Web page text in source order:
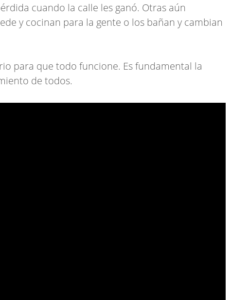
cuando la calle les ganó. Otras aún
y cocinan para la gente o los bañan y cambian
para que todo funcione. Es fundamental la
de todos.